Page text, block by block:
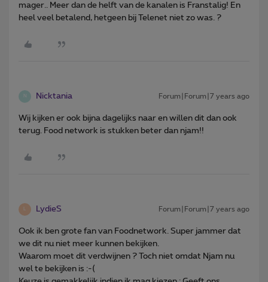
mager.. Meer dan de helft van de kanalen is Franstalig! En
heel veel betalend, hetgeen bij Telenet niet zo was. ?
N Nicktania Forum|Forum|7 years ago
Wij kijken er ook bijna dagelijks naar en willen dit dan ook
terug. Food network is stukken beter dan njam!!
L LydieS Forum|Forum|7 years ago
Ook ik ben grote fan van Foodnetwork. Super jammer dat
we dit nu niet meer kunnen bekijken.
Waarom moet dit verdwijnen ? Toch niet omdat Njam nu
wel te bekijken is :-(